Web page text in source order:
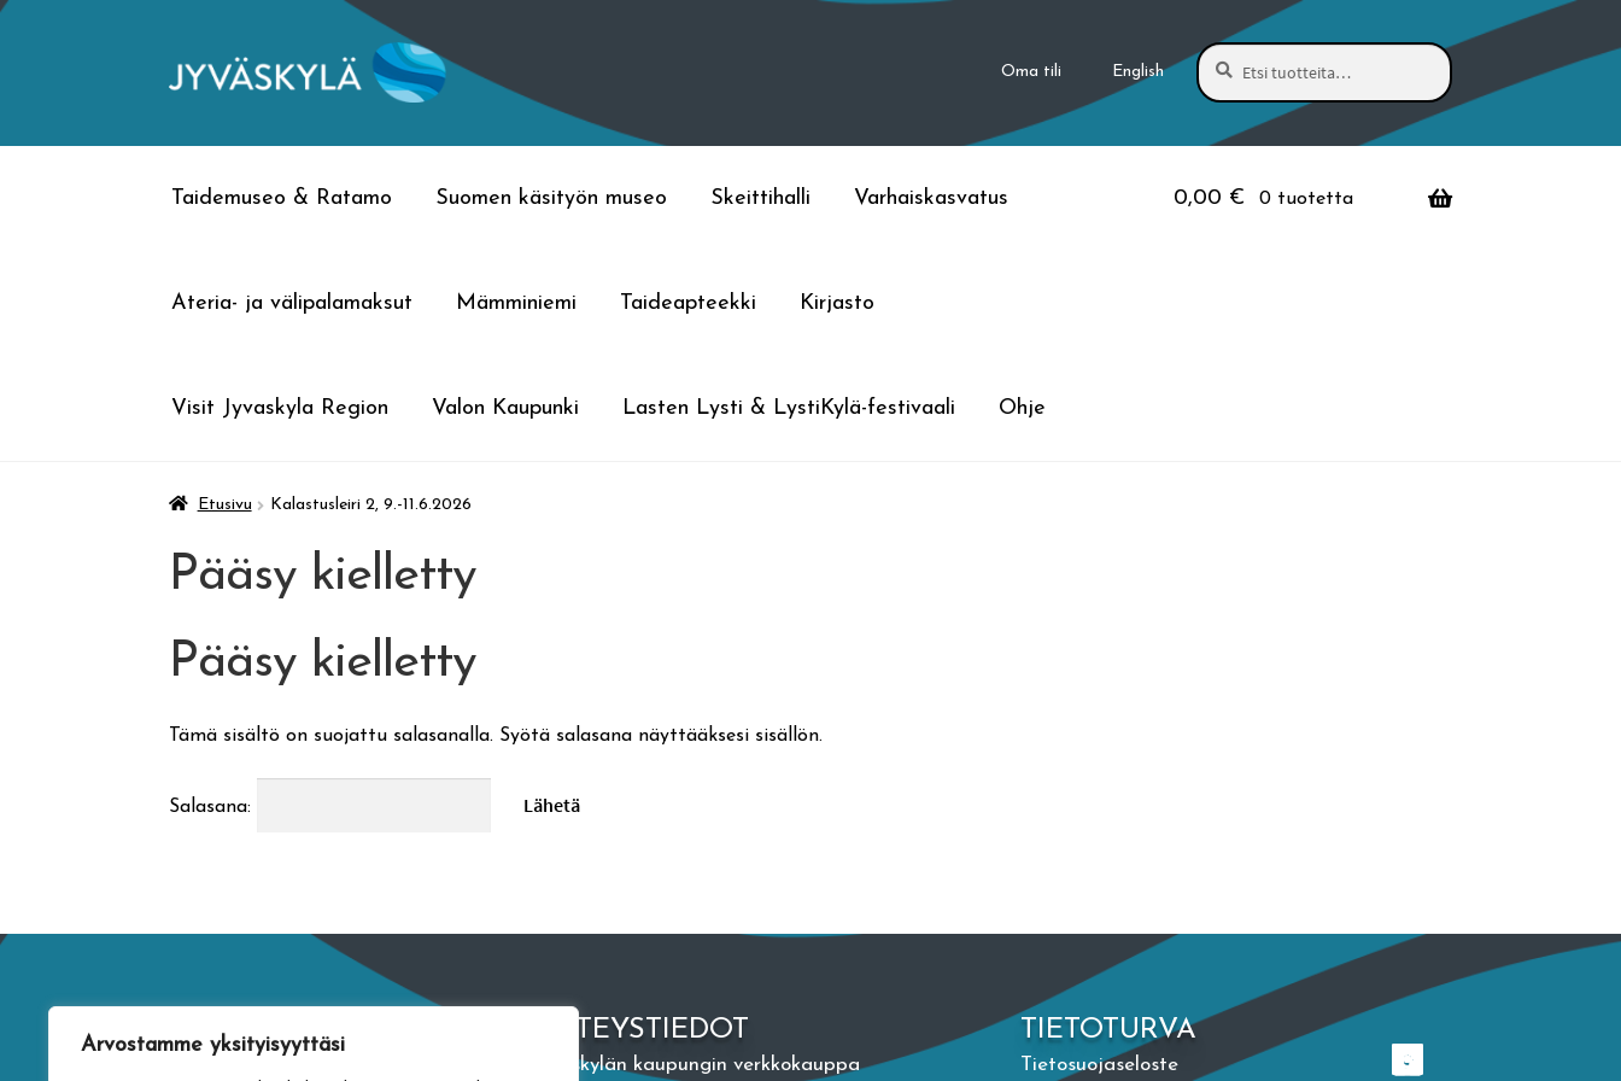
Arvostamme yksityisyyttäsi
Siirry
Siirry
Oma tili English
Etsi:
Haku
Taidemuseo & Ratamo Suomen käsityön museo Skeittihalli Varhaiskasvatus
Ateria- ja välipalamaksut Mämminiemi Taideapteekki Kirjasto
Visit Jyvaskyla Region Valon Kaupunki Lasten Lysti & LystiKylä-festivaali Ohje
0,00 € 0 tuotetta
Etusivu Kalastusleiri 2, 9.-11.6.2026
Pääsy kielletty
Pääsy kielletty
Tämä sisältö on suojattu salasanalla. Syötä salasana näyttääksesi sisällön.
Salasana:
YHTEYSTIEDOT
Jyväskylän kaupungin verkkokauppa
TIETOTURVA
Tietosuojaseloste